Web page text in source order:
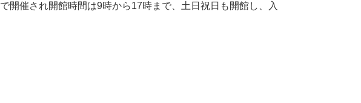
開催され開館時間は9時から17時まで、土日祝日も開館し、入